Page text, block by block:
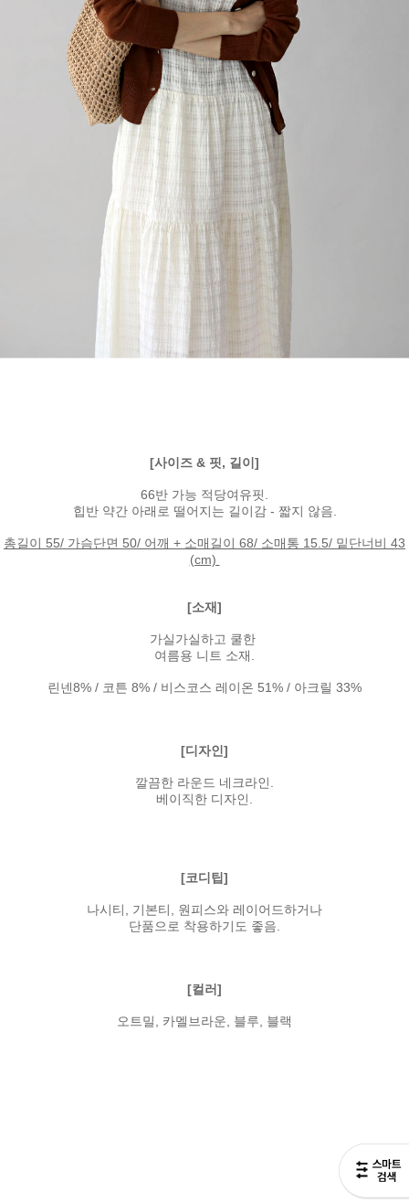
[사이즈 & 핏, 길이]
66반 가능 적당여유핏.
힙반 약간 아래로 떨어지는 길이감 - 짧지 않음.
총길이 55/ 가슴단면 50/ 어깨 + 소매길이 68/ 소매통 15.5/ 밑단너비 43
(cm)
[소재]
가실가실하고 쿨한
여름용 니트 소재.
린넨8% / 코튼 8% / 비스코스 레이온 51% / 아크릴 33%
[디자인]
깔끔한 라운드 네크라인.
베이직한 디자인.
[코디팁]
나시티, 기본티, 원피스와 레이어드하거나
단품으로 착용하기도 좋음.
[컬러]
오트밀, 카멜브라운, 블루, 블랙